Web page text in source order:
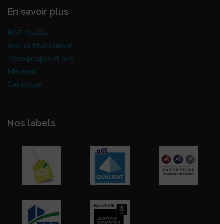
En savoir plus
RGE Qualibat
Aide et financement
Témoignages et avis
Mécénat
Catalogue
Nos labels